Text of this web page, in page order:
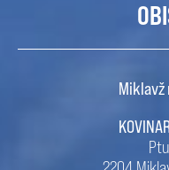
Miklavž